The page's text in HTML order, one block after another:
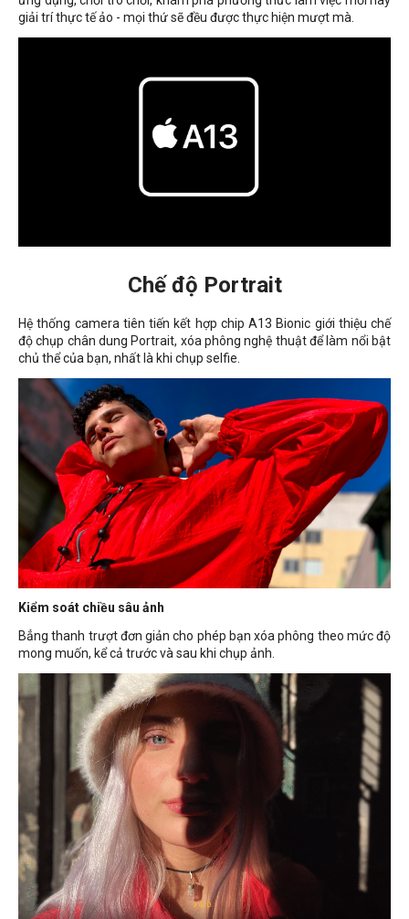
giải trí thực tế ảo - mọi thứ sẽ đều được thực hiện mượt mà.
Chế độ Portrait
Hệ thống camera tiên tiến kết hợp chip A13 Bionic giới thiệu chế
độ chụp chân dung Portrait, xóa phông nghệ thuật để làm nổi bật
chủ thể của bạn, nhất là khi chụp selfie.
Kiểm soát chiều sâu ảnh
Bẳng thanh trượt đơn giản cho phép bạn xóa phông theo mức độ
mong muốn, kể cả trước và sau khi chụp ảnh.